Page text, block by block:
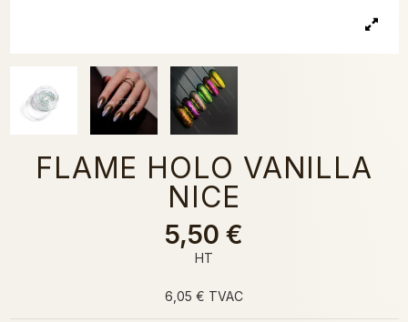
FLAME HOLO VANILLA
NICE
5,50 €
HT
6,05 € TVAC